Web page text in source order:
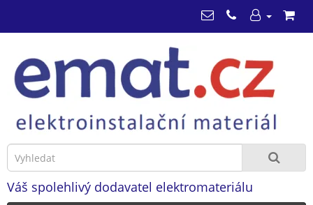
Váš spolehlivý dodavatel elektromateriálu